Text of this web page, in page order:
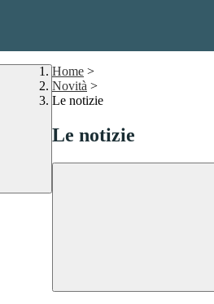
Home >
Novità >
Le notizie
Le notizie